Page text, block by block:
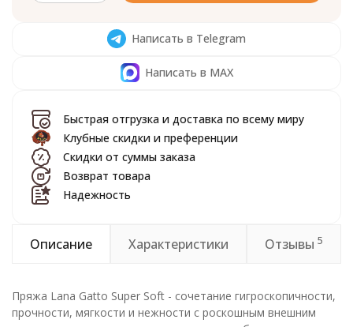
Написать в Telegram
Написать в MAX
Быстрая отгрузка и доставка по всему миру
Клубные скидки и преференции
Скидки от суммы заказа
Возврат товара
Надежность
Описание Характеристики Отзывы 5
Пряжа Lana Gatto Super Soft - сочетание гигроскопичности,
прочности, мягкости и нежности с роскошным внешним